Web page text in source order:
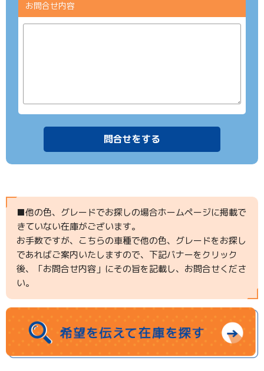
お問合せ内容
■他の色、グレードでお探しの場合ホームページに掲載で
きていない在庫がございます。
お手数ですが、こちらの車種で他の色、グレードをお探し
であればご案内いたしますので、下記バナーをクリック
後、「お問合せ内容」にその旨を記載し、お問合せくださ
い。